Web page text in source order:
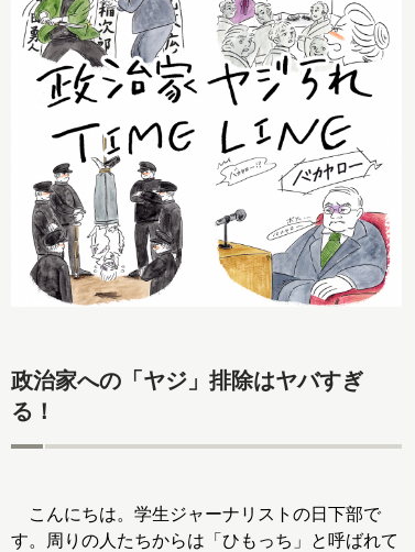
政治家への「ヤジ」排除はヤバすぎ
る！
こんにちは。学生ジャーナリストの日下部で
す。周りの人たちからは「ひもっち」と呼ばれて